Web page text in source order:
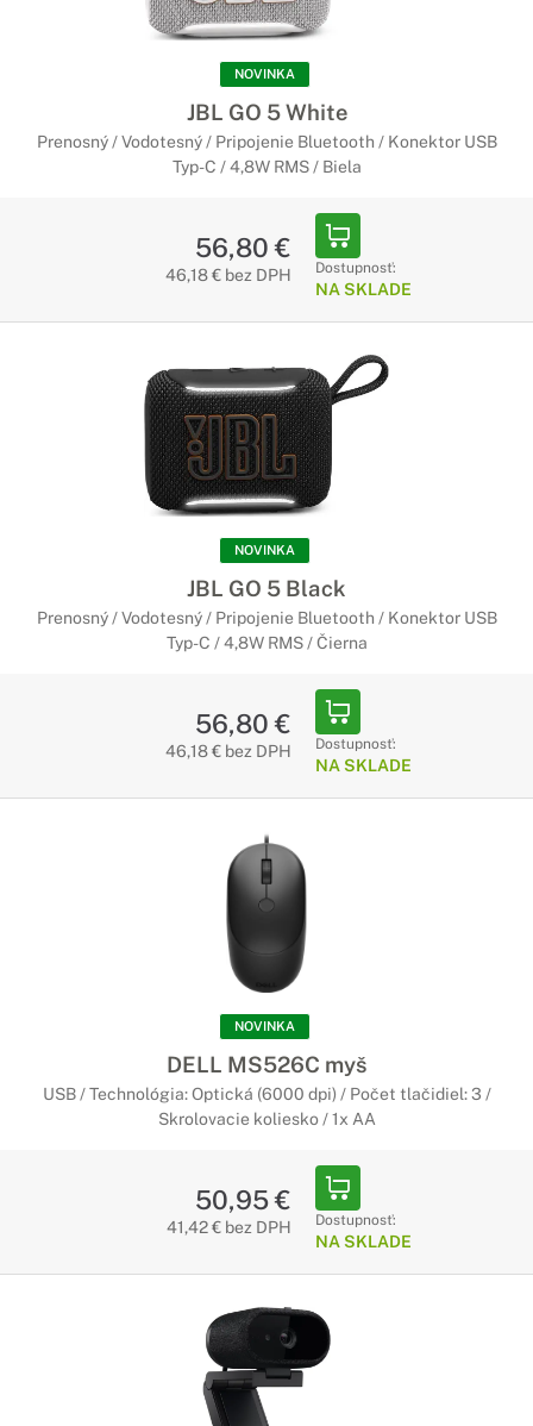
NOVINKA
JBL GO 5 White
Prenosný / Vodotesný / Pripojenie Bluetooth / Konektor USB
Typ-C / 4,8W RMS / Biela
56,80 €
46,18 € bez DPH Dostupnosť:
NA SKLADE
NOVINKA
JBL GO 5 Black
Prenosný / Vodotesný / Pripojenie Bluetooth / Konektor USB
Typ-C / 4,8W RMS / Čierna
56,80 €
46,18 € bez DPH Dostupnosť:
NA SKLADE
NOVINKA
DELL MS526C myš
USB / Technológia: Optická (6000 dpi) / Počet tlačidiel: 3 /
Skrolovacie koliesko / 1x AA
50,95 €
41,42 € bez DPH Dostupnosť:
NA SKLADE